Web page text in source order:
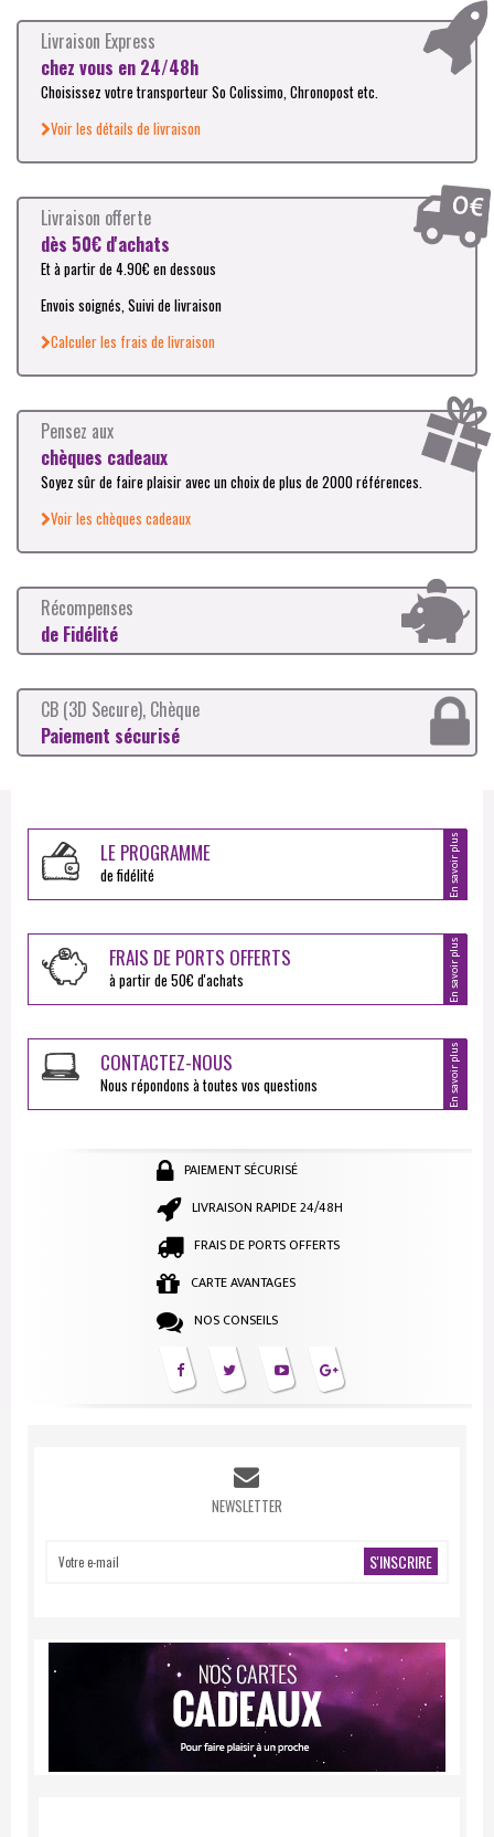
Livraison Express
chez vous en 24/48h
Choisissez votre transporteur So Colissimo, Chronopost etc.
Voir les détails de livraison
Livraison offerte
dès 50€ d'achats
Et à partir de 4.90€ en dessous
Envois soignés, Suivi de livraison
Calculer les frais de livraison
Pensez aux
chèques cadeaux
Soyez sûr de faire plaisir avec un choix de plus de 2000 références.
Voir les chèques cadeaux
Récompenses
de Fidélité
CB (3D Secure), Chèque
Paiement sécurisé
LE PROGRAMME
de fidélité En savoir plus
FRAIS DE PORTS OFFERTS
à partir de 50€ d'achats En savoir plus
CONTACTEZ-NOUS
Nous répondons à toutes vos questions En savoir plus
PAIEMENT SÉCURISÉ
LIVRAISON RAPIDE 24/48H
FRAIS DE PORTS OFFERTS
CARTE AVANTAGES
NOS CONSEILS
NEWSLETTER
S'INSCRIRE